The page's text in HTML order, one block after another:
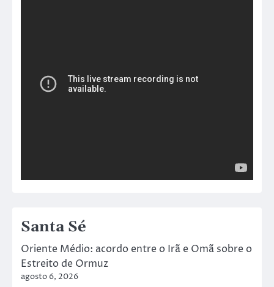
Santa Sé
Oriente Médio: acordo entre o Irã e Omã sobre o
Estreito de Ormuz
agosto 6, 2026